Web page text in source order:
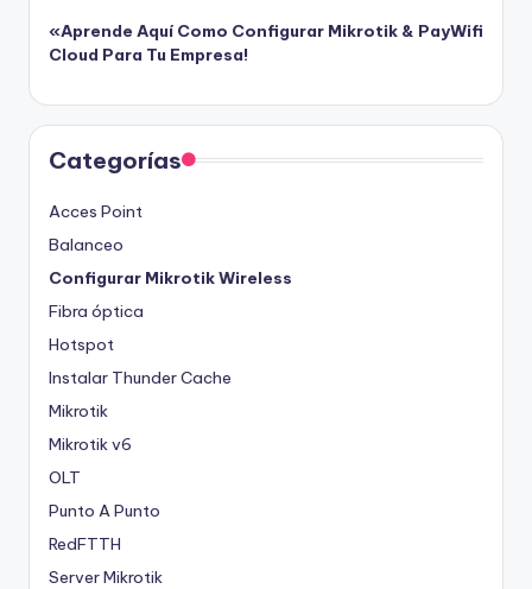
«Aprende Aquí Como Configurar Mikrotik & PayWifi
Cloud Para Tu Empresa!
Categorías
Acces Point
Balanceo
Configurar Mikrotik Wireless
Fibra óptica
Hotspot
Instalar Thunder Cache
Mikrotik
Mikrotik v6
OLT
Punto A Punto
RedFTTH
Server Mikrotik